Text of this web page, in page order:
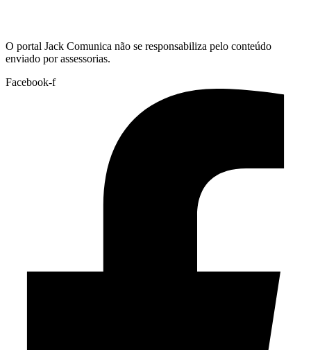
O portal Jack Comunica não se responsabiliza pelo conteúdo
enviado por assessorias.
Facebook-f